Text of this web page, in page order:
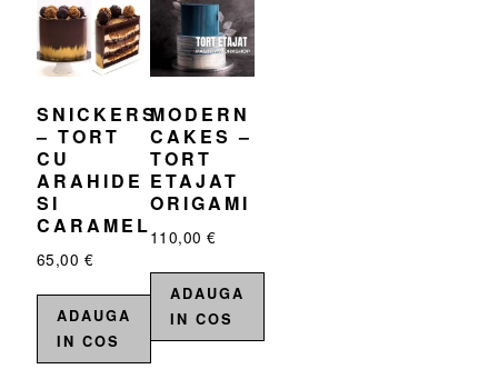
SNICKERS
– TORT
CU
ARAHIDE
SI
CARAMEL
65,00 €
ADAUGA
IN COS
MODERN
CAKES –
TORT
ETAJAT
ORIGAMI
110,00€
ADAUGA
IN COS